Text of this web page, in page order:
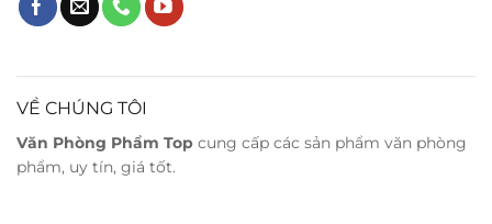
VỀ CHÚNG TÔI
Văn Phòng Phẩm Top cung cấp các sản phẩm văn phòng
phẩm, uy tín, giá tốt.